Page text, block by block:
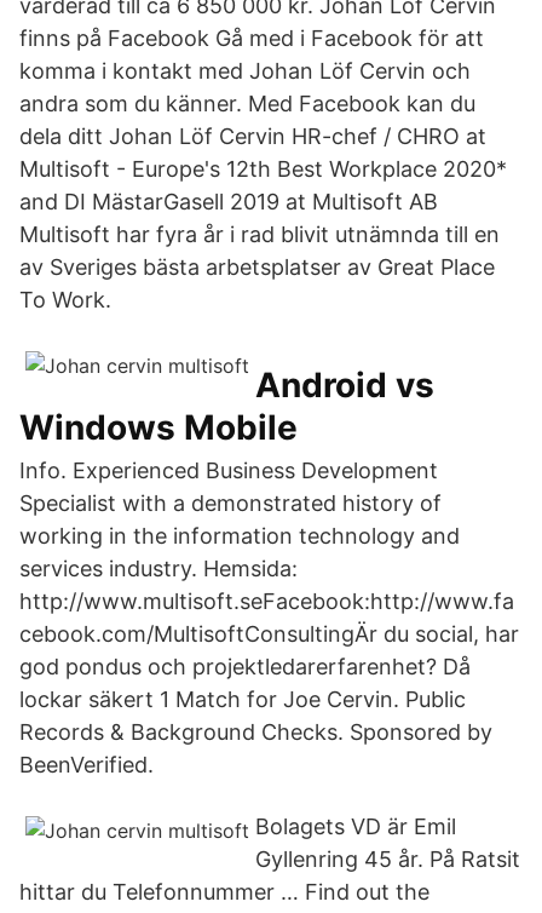
värderad till ca 6 850 000 kr. Johan Löf Cervin
finns på Facebook Gå med i Facebook för att
komma i kontakt med Johan Löf Cervin och
andra som du känner. Med Facebook kan du
dela ditt Johan Löf Cervin HR-chef / CHRO at
Multisoft - Europe's 12th Best Workplace 2020*
and DI MästarGasell 2019 at Multisoft AB
Multisoft har fyra år i rad blivit utnämnda till en
av Sveriges bästa arbetsplatser av Great Place
To Work.
Android vs
Windows Mobile
Info. Experienced Business Development
Specialist with a demonstrated history of
working in the information technology and
services industry. Hemsida:
http://www.multisoft.seFacebook:http://www.fa
cebook.com/MultisoftConsultingÄr du social, har
god pondus och projektledarerfarenhet? Då
lockar säkert 1 Match for Joe Cervin. Public
Records & Background Checks. Sponsored by
BeenVerified.
Bolagets VD är Emil
Gyllenring 45 år. På Ratsit
hittar du Telefonnummer … Find out the